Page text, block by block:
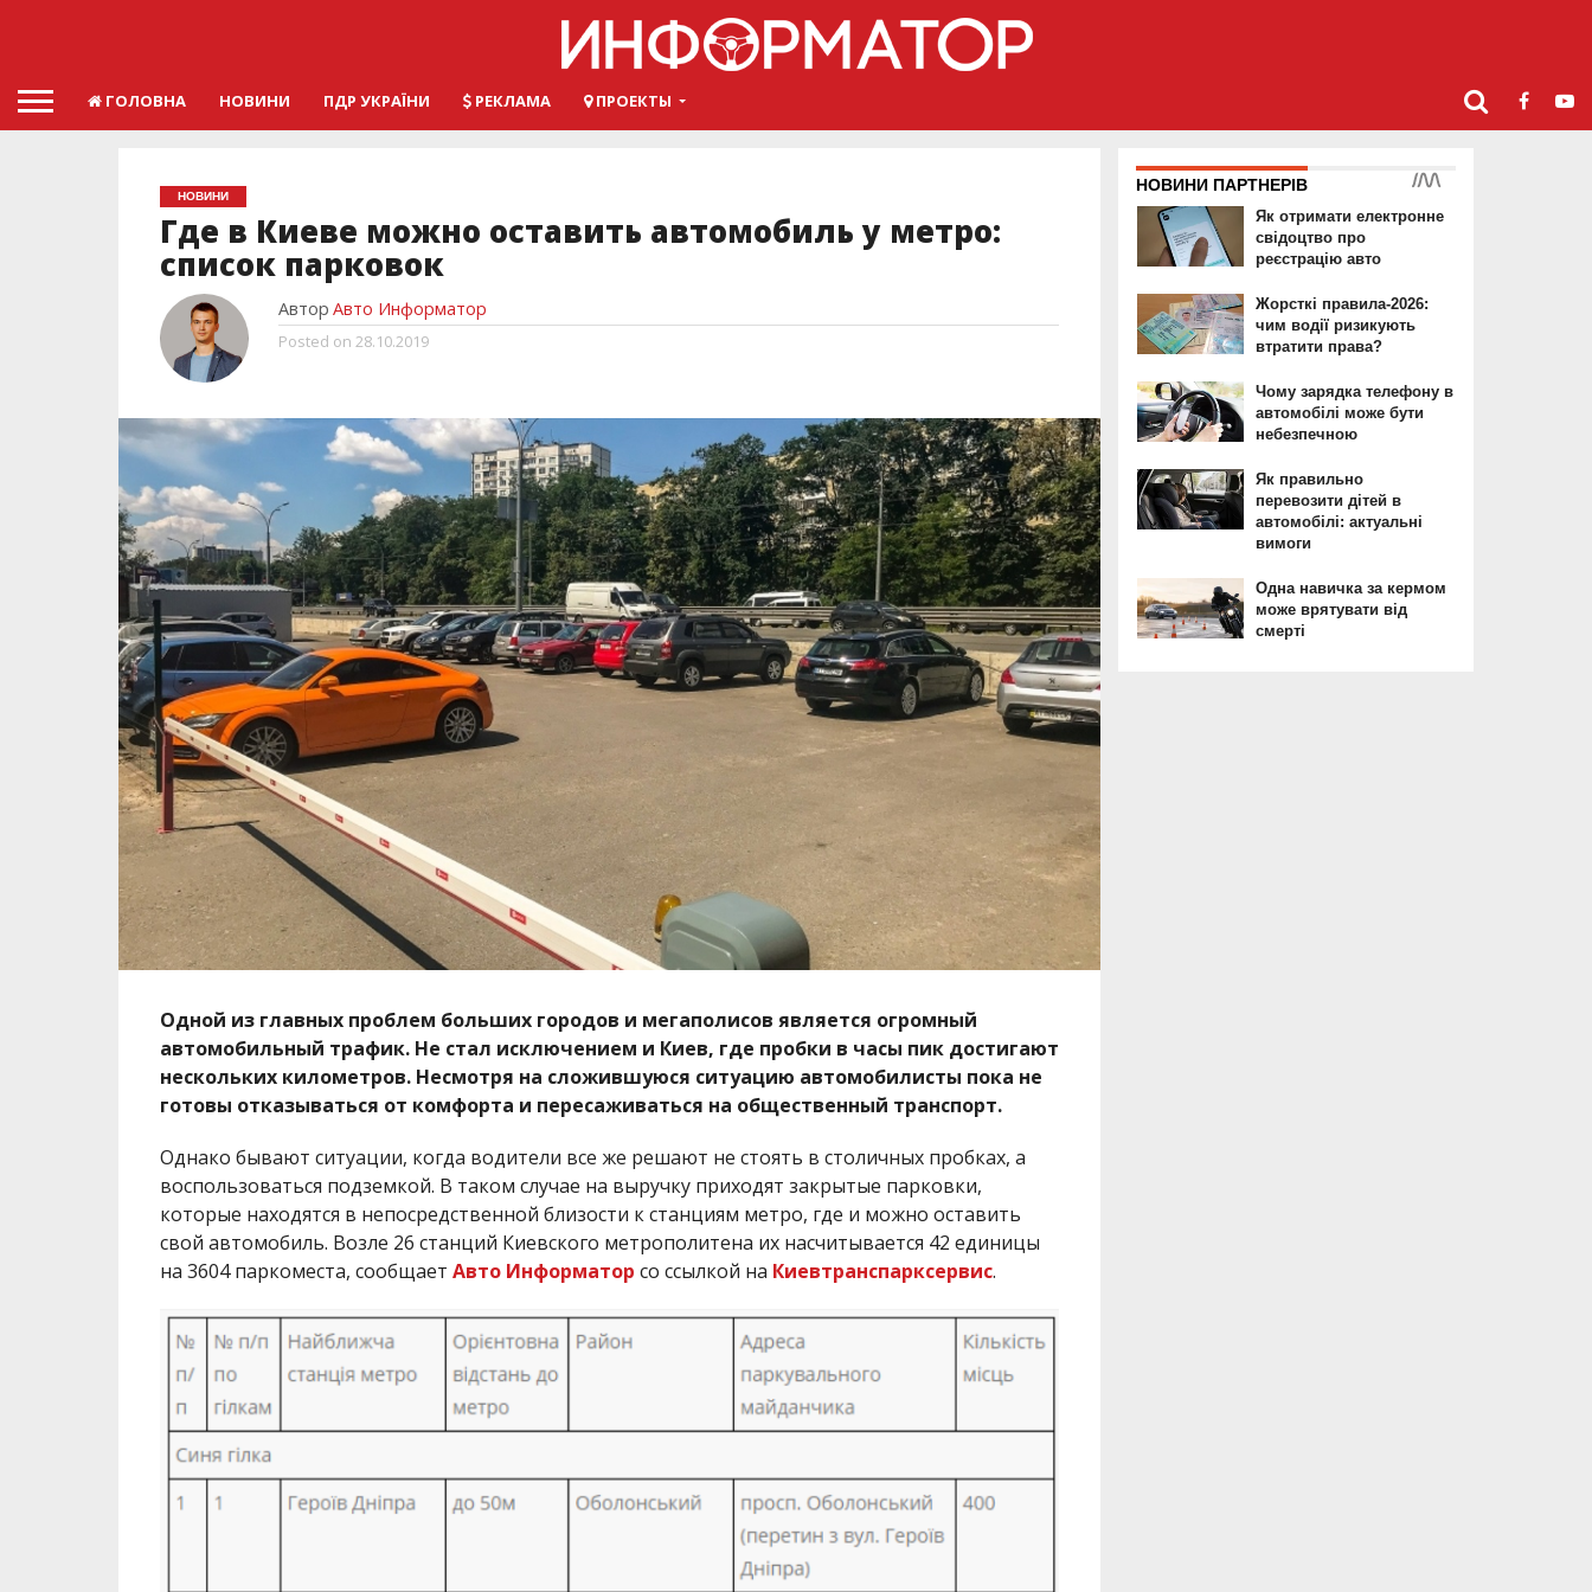
ГОЛОВНА НОВИНИ ПДР УКРАЇНИ РЕКЛАМА ПРОЕКТЫ
НОВИНИ
Где в Киеве можно оставить автомобиль у метро:
список парковок
Автор Авто Информатор
Posted on 28.10.2019
Одной из главных проблем больших городов и мегаполисов является огромный
автомобильный трафик. Не стал исключением и Киев, где пробки в часы пик достигают
нескольких километров. Несмотря на сложившуюся ситуацию автомобилисты пока не
готовы отказываться от комфорта и пересаживаться на общественный транспорт.
Однако бывают ситуации, когда водители все же решают не стоять в столичных пробках, а
воспользоваться подземкой. В таком случае на выручку приходят закрытые парковки,
которые находятся в непосредственной близости к станциям метро, где и можно оставить
свой автомобиль. Возле 26 станций Киевского метрополитена их насчитывается 42 единицы
на 3604 паркоместа, сообщает Авто Информатор со ссылкой на Киевтранспарксервис.